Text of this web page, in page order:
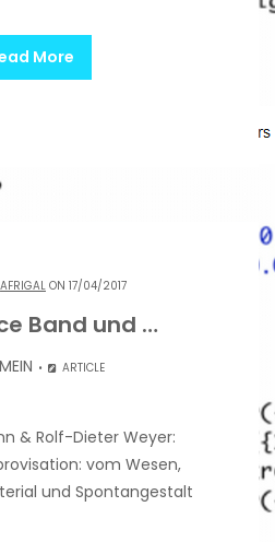
More
AFRIGAL ON 17/04/2017
Band und …
ARTICLE
& Rolf-Dieter Weyer:
vom Wesen,
und Spontangestalt